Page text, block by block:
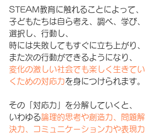
STEAM教育に触れることによって、
子どもたちは自ら考え、調べ、学び、
選択し、行動し、
時には失敗してもすぐに立ち上がり、
また次の行動ができるようになり、
変化の激しい社会でも楽しく生きてい
くための対応力を身につけられます。
その「対応力」を分解していくと、
いわゆる論理的思考や創造力、問題解
決力、コミュニケーション力や表現力